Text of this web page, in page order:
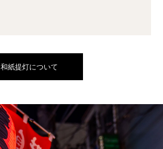
和紙提灯について